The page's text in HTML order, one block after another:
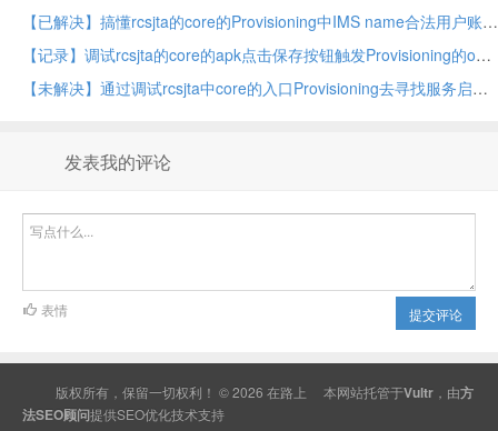
【已解决】搞懂rcsjta的core的Provisioning中IMS name合法用户账号的写法和逻辑
【记录】调试rcsjta的core的apk点击保存按钮触发Provisioning的onOptionsItemSelected相关代码调用逻辑
【未解决】通过调试rcsjta中core的入口Provisioning去寻找服务启动的逻辑
发表我的评论
提交评论
表情
版权所有，保留一切权利！ © 2026 在路上 本网站托管于Vultr ，由方
法SEO顾问提供SEO优化技术支持